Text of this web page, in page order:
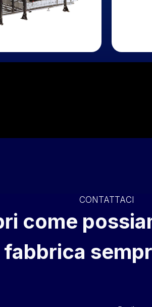
CONTATTACI
come
fabbrica